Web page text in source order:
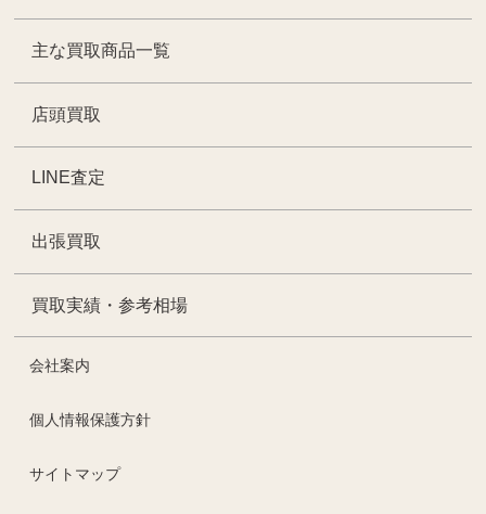
主な買取商品一覧
店頭買取
LINE査定
出張買取
買取実績・参考相場
会社案内
個人情報保護方針
サイトマップ